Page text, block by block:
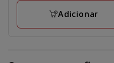
Adicionar